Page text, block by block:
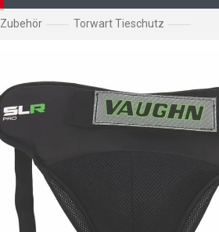
Zubehör Torwart Tieschutz